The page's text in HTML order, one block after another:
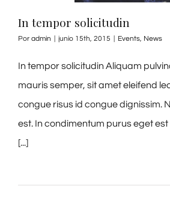
In tempor solicitudin
Por admin junio 15th, 2015 Events, News
In tempor solicitudin Aliquam
mauris semper, sit amet eleifend
congue risus id congue dignissim.
est. In condimentum purus eget
[...]